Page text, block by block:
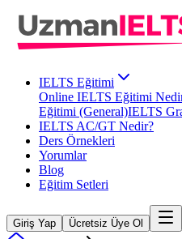
IELTS Eğitimi
Online IELTS Eğitimi
Eğitimi (General)IELTS
IELTS AC/GT Nedir?
Ders Örnekleri
Yorumlar
Blog
Eğitim Setleri
Giriş Yap Ücretsiz Üye Ol